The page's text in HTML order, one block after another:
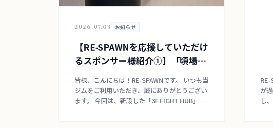
2026.07.03 お知らせ
【RE-SPAWNを応援していただけ
るスポンサー様紹介①】「頃場」
「エコスタイル」
皆様、こんにちは！RE-SPAWNです。 いつも当
ジムをご利用いただき、誠にありがとうござい
ます。 今回は、新設した「3F FIGHT HUB」の
RE-
が
し